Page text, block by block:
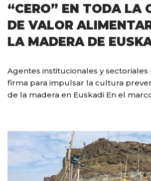
“CERO” EN TODA LA
DE VALOR
LA MADERA DE
Agentes institucionales y sectoriales
firma para impulsar la cultura
de la madera en Euskadi En el